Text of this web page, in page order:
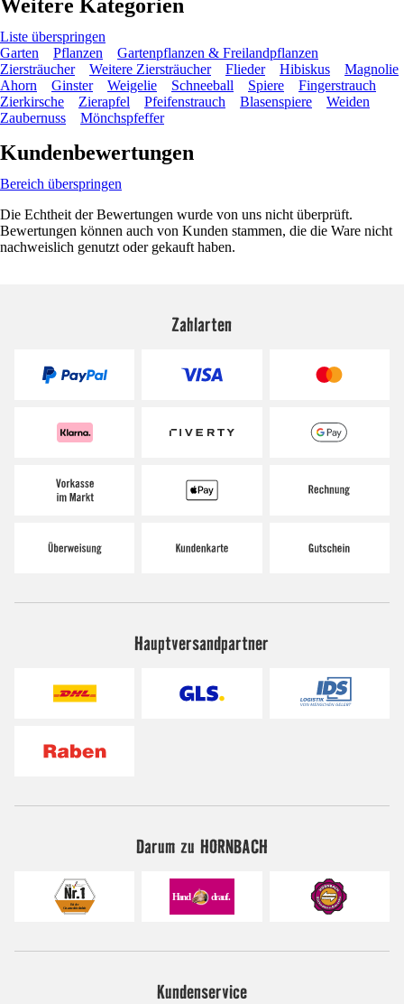
Weitere Kategorien
Liste überspringen
Garten
Pflanzen
Gartenpflanzen & Freilandpflanzen
Ziersträucher
Weitere Ziersträucher Flieder Hibiskus
Magnolie
Ahorn
Ginster Weigelie Schneeball Spiere
Fingerstrauch
Zierkirsche
Zierapfel Pfeifenstrauch Blasenspiere
Weiden
Zaubernuss
Mönchspfeffer
Kundenbewertungen
Bereich überspringen
Die Echtheit der Bewertungen wurde von uns nicht überprüft.
Bewertungen können auch von Kunden stammen, die die Ware nicht
nachweislich genutzt oder gekauft haben.
Zahlarten
Hauptversandpartner
Darum zu HORNBACH
Kundenservice